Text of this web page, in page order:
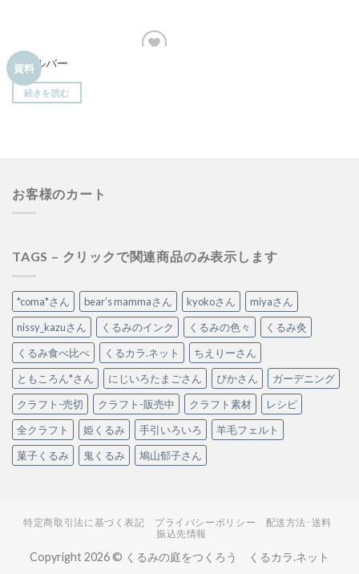
資料
鬼シルバー
続きを読む
お客様のカート
TAGS – クリックで関連商品のみ表示します
*coma*さん bear’s mammaさん kyokoさん
miyaさん
nissy_kazuさん
くるみのインク くるみの色々
くるみ灸
くるみ食べ比べ
くるカラ.ネット
ちえりーさん
ともころん*さん
にじいろたまごさん ぴかさん
ガーデニング
クラフト-売切
クラフト-販売中 クラフト素材
レシピ
全クラフト
姫くるみ 手引いろいろ
羊毛フェルト
菓子くるみ
鬼くるみ 鳩山郁子さん
特定商取引法に基づく表記 プライバシーポリシー
配送方法･送料
振込先情報
Copyright 2026 © くるみの庭をつくろう くるカラ.ネット